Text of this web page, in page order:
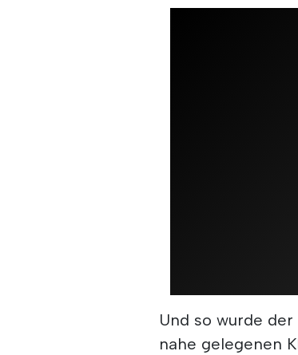
Und so wurde
nahe gelegenen